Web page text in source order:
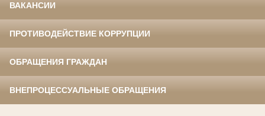
ВАКАНСИИ
ПРОТИВОДЕЙСТВИЕ КОРРУПЦИИ
ОБРАЩЕНИЯ ГРАЖДАН
ВНЕПРОЦЕССУАЛЬНЫЕ ОБРАЩЕНИЯ